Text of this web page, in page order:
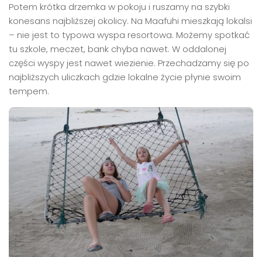
Potem krótka drzemka w pokoju i ruszamy na szybki
konesans najbliższej okolicy. Na Maafuhi mieszkają lokalsi
– nie jest to typowa wyspa resortowa. Możemy spotkać
tu szkole, meczet, bank chyba nawet. W oddalonej
części wyspy jest nawet wiezienie. Przechadzamy się po
najbliższych uliczkach gdzie lokalne życie płynie swoim
tempem.